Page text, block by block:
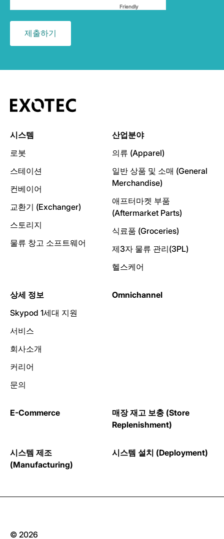
FriendlyCaptcha ⇗
시스템
로봇
스테이션
컨베이어
교환기 (Exchanger)
스토리지
물류 창고 소프트웨어
산업분야
의류 (Apparel)
일반 상품 및 소매 (General
Merchandise)
애프터마켓 부품
(Aftermarket Parts)
식료품 (Groceries)
제3자 물류 관리(3PL)
헬스케어
상세 정보
Skypod 1세대 지원
서비스
회사소개
커리어
문의
Omnichannel
E-Commerce
매장 재고 보충 (Store
Replenishment)
시스템 제조
(Manufacturing)
시스템 설치 (Deployment)
© 2026